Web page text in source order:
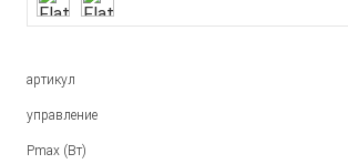
артикул
управление
Pmax (Вт)